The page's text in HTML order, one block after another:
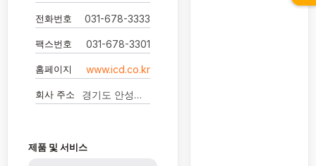
전화번호 031-678-3333
팩스번호 031-678-3301
홈페이지 www.icd.co.kr
회사 주소 경기도 안성시 대덕면 만세로 274
제품 및 서비스